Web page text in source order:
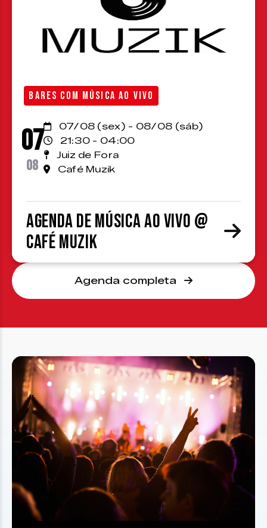
BARES COM MÚSICA AO VIVO
07
08
07/08 (sex) - 08/08 (sáb)
21:30 - 04:00
Juiz de Fora
Café Muzik
Agenda de Música ao Vivo @
Café Muzik
Agenda completa